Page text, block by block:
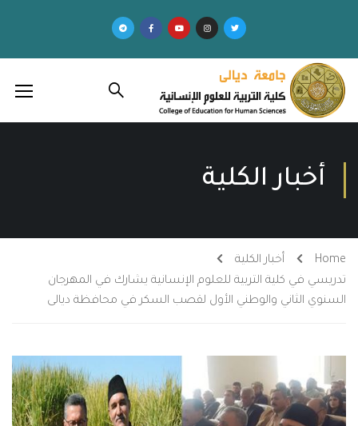
أخبار الكلية
Home
أخبار الكلية
تدريسي في كلية التربية للعلوم الإنسانية يشارك في المهرجان
السنوي الثاني والوطني الأول لقصب السكر في محافظة ديالى